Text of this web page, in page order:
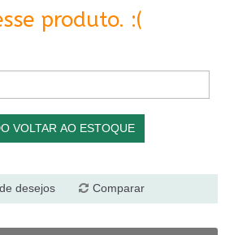
produto. :(
VOLTAR AO ESTOQUE
desejos Comparar